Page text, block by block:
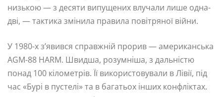
низькою — з десяти випущених влучали лише одна-
дві, — тактика змінила правила повітряної війни.
У 1980-х з’явився справжній прорив — американська
AGM-88 HARM. Швидша, розумніша, з дальністю
понад 100 кілометрів. Її використовували в Лівії, під
час «Бурі в пустелі» та в багатьох інших конфліктах.